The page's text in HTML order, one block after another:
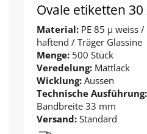
Ovale etiketten 30
Material: PE 85 µ weiss
haftend / Träger Glassine
Menge: 500 Stück
Veredelung: Mattlack
Wicklung: Aussen
Technische Ausführung:
Bandbreite 33 mm
Versand: Standard